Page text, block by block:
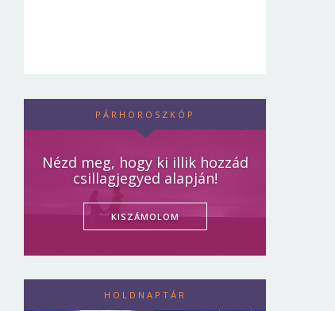
PÁRHOROSZKÓP
Nézd meg, hogy ki illik hozzád
csillagjegyed alapján!
KISZÁMOLOM
HOLDNAPTÁR